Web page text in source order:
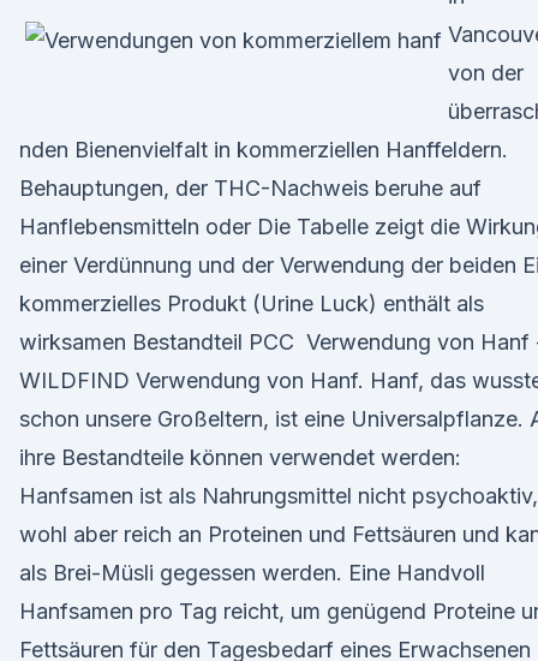
von der
nden Bienenvielfalt in kommerziellen Hanffeldern.
Behauptungen, der THC-Nachweis beruhe auf
Hanflebensmitteln oder Die Tabelle zeigt die
einer Verdünnung und der Verwendung der beiden
kommerzielles Produkt (Urine Luck) enthält als
wirksamen Bestandteil PCC Verwendung von Hanf
WILDFIND Verwendung von Hanf. Hanf, das
schon unsere Großeltern, ist eine Universalpflanze.
ihre Bestandteile können verwendet werden:
Hanfsamen ist als Nahrungsmittel nicht psychoaktiv,
wohl aber reich an Proteinen und Fettsäuren und
als Brei-Müsli gegessen werden. Eine Handvoll
Hanfsamen pro Tag reicht, um genügend Proteine
Fettsäuren für den Tagesbedarf eines Erwachsenen